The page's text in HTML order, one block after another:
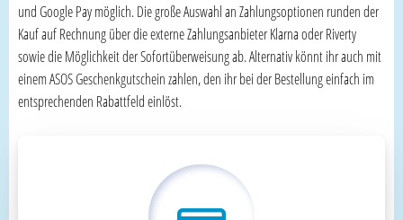
und Google Pay möglich. Die große Auswahl an Zahlungsoptionen runden der
Kauf auf Rechnung über die externe Zahlungsanbieter Klarna oder Riverty
sowie die Möglichkeit der Sofortüberweisung ab. Alternativ könnt ihr auch mit
einem ASOS Geschenkgutschein zahlen, den ihr bei der Bestellung einfach im
entsprechenden Rabattfeld einlöst.